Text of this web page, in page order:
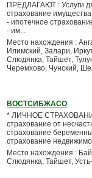
ПРЕДЛАГАЮТ : Услуги
страхование
- ипотечное
- им...
Место нахождения :
Илимский, Залари,
Слюдянка, Тайшет,
Черемхово, Чунский,
ВОСТСИБЖАСО
* ЛИЧНОЕ СТРАХОВАНИЕ
страхование от
страхование
страхование
Место нахождения :
Слюдянка, Тайшет,